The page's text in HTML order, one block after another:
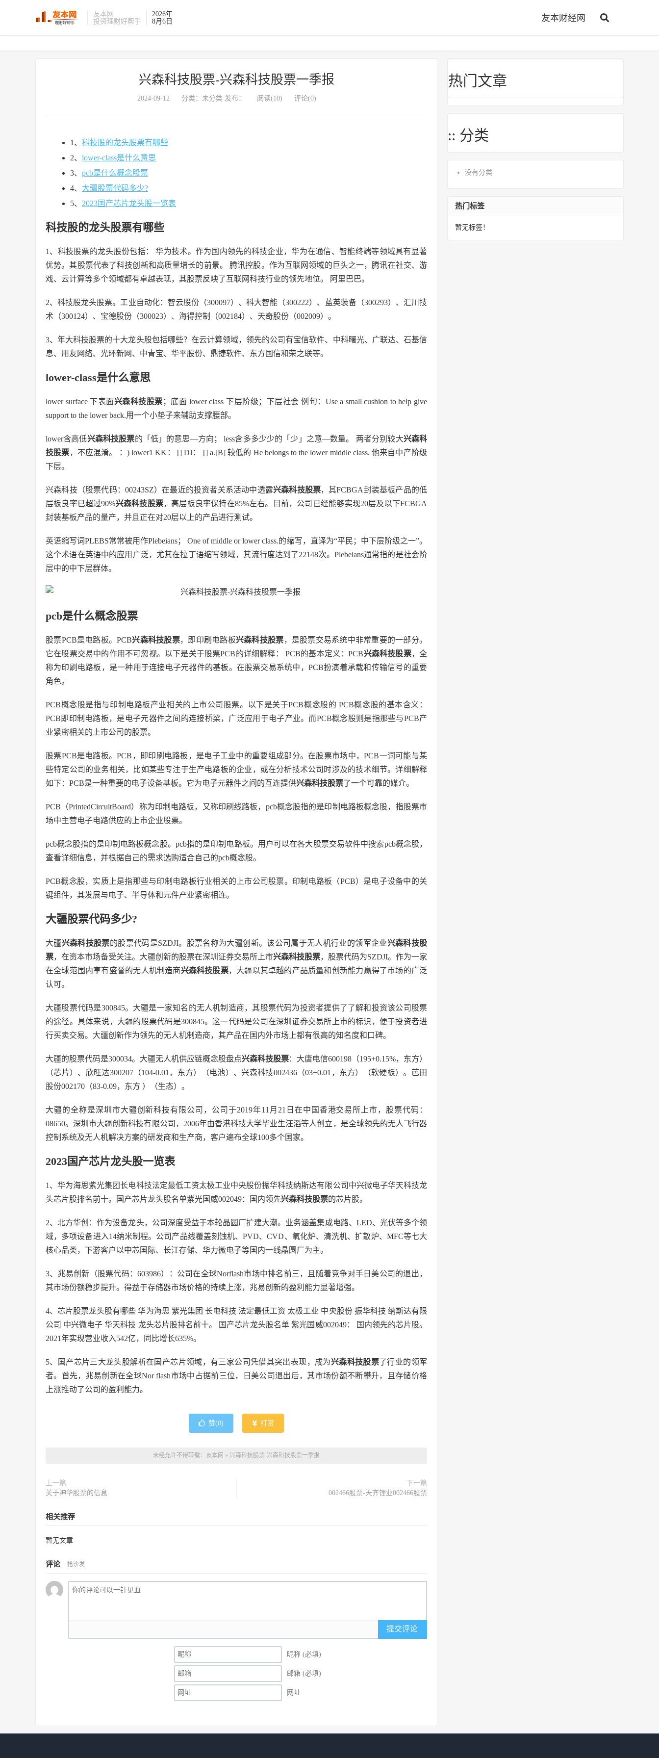
友本网
投资理财好帮手
2026年
8月6日
友本财经网
兴森科技股票-兴森科技股票一季报
2024-09-12 分类：未分类 发布： 阅读(10) 评论(0)
1、 科技股的龙头股票有哪些
2、 lower-class是什么意思
3、 pcb是什么概念股票
4、 大疆股票代码多少?
5、 2023国产芯片龙头股一览表
科技股的龙头股票有哪些
1、科技股票的龙头股份包括： 华为技术。作为国内领先的科技企业，华为在通信、智能终端等领域具有显著
优势。其股票代表了科技创新和高质量增长的前景。 腾讯控股。作为互联网领域的巨头之一，腾讯在社交、游
戏、云计算等多个领域都有卓越表现，其股票反映了互联网科技行业的领先地位。 阿里巴巴。
2、科技股龙头股票。工业自动化：智云股份（300097）、科大智能（300222）、蓝英装备（300293）、汇川技
术（300124）、宝德股份（300023）、海得控制（002184）、天奇股份（002009）。
3、年大科技股票的十大龙头股包括哪些？在云计算领域，领先的公司有宝信软件、中科曙光、广联达、石基信
息、用友网络、光环新网、中青宝、华平股份、鼎捷软件、东方国信和荣之联等。
lower-class是什么意思
lower surface 下表面兴森科技股票 ；底面 lower class 下层阶级；下层社会 例句：Use a small cushion to help give
support to the lower back.用一个小垫子来辅助支撑腰部。
lower含高低兴森科技股票的「低」的意思—方向； less含多多少少的「少」之意—数量。 两者分别较大兴森科
技股票，不应混淆。 ：) lower1 KK： [] DJ： [] a.[B] 较低的 He belongs to the lower middle class. 他来自中产阶级
下层。
兴森科技（股票代码：00243SZ）在最近的投资者关系活动中透露兴森科技股票，其FCBGA封装基板产品的低
层板良率已超过90%兴森科技股票，高层板良率保持在85%左右。目前，公司已经能够实现20层及以下FCBGA
封装基板产品的量产，并且正在对20层以上的产品进行测试。
英语缩写词PLEBS常常被用作Plebeians； One of middle or lower class.的缩写，直译为“平民；中下层阶级之一”。
这个术语在英语中的应用广泛，尤其在拉丁语缩写领域，其流行度达到了22148次。Plebeians通常指的是社会阶
层中的中下层群体。
pcb是什么概念股票
股票PCB是电路板。PCB兴森科技股票，即印刷电路板兴森科技股票，是股票交易系统中非常重要的一部分。
它在股票交易中的作用不可忽视。以下是关于股票PCB的详细解释： PCB的基本定义：PCB兴森科技股票，全
称为印刷电路板，是一种用于连接电子元器件的基板。在股票交易系统中，PCB扮演着承载和传输信号的重要
角色。
PCB概念股是指与印制电路板产业相关的上市公司股票。以下是关于PCB概念股的 PCB概念股的基本含义：
PCB即印制电路板，是电子元器件之间的连接桥梁，广泛应用于电子产业。而PCB概念股则是指那些与PCB产
业紧密相关的上市公司的股票。
股票PCB是电路板。PCB，即印刷电路板，是电子工业中的重要组成部分。在股票市场中，PCB一词可能与某
些特定公司的业务相关，比如某些专注于生产电路板的企业，或在分析技术公司时涉及的技术细节。详细解释
如下：PCB是一种重要的电子设备基板。它为电子元器件之间的互连提供兴森科技股票了一个可靠的媒介。
PCB（PrintedCircuitBoard）称为印制电路板，又称印刷线路板，pcb概念股指的是印制电路板概念股，指股票市
场中主营电子电路供应的上市企业股票。
pcb概念股指的是印制电路板概念股。pcb指的是印制电路板。用户可以在各大股票交易软件中搜索pcb概念股，
查看详细信息，并根据自己的需求选购适合自己的pcb概念股。
PCB概念股，实质上是指那些与印制电路板行业相关的上市公司股票。印制电路板（PCB）是电子设备中的关
键组件，其发展与电子、半导体和元件产业紧密相连。
大疆股票代码多少?
大疆兴森科技股票的股票代码是SZDJI。股票名称为大疆创新。该公司属于无人机行业的领军企业兴森科技股
票，在资本市场备受关注。大疆创新的股票在深圳证券交易所上市兴森科技股票，股票代码为SZDJI。作为一家
在全球范围内享有盛誉的无人机制造商兴森科技股票，大疆以其卓越的产品质量和创新能力赢得了市场的广泛
认可。
大疆股票代码是300845。大疆是一家知名的无人机制造商，其股票代码为投资者提供了了解和投资该公司股票
的途径。具体来说，大疆的股票代码是300845。这一代码是公司在深圳证券交易所上市的标识，便于投资者进
行买卖交易。大疆创新作为领先的无人机制造商，其产品在国内外市场上都有很高的知名度和口碑。
大疆的股票代码是300034。大疆无人机供应链概念股盘点兴森科技股票：大唐电信600198（195+0.15%，东方）
（芯片）、欣旺达300207（104-0.01，东方）（电池）、兴森科技002436（03+0.01，东方）（软硬板）。芭田
股份002170（83-0.09，东方 ）（生态）。
大疆的全称是深圳市大疆创新科技有限公司，公司于2019年11月21日在中国香港交易所上市，股票代码：
08650。深圳市大疆创新科技有限公司，2006年由香港科技大学毕业生汪滔等人创立，是全球领先的无人飞行器
控制系统及无人机解决方案的研发商和生产商，客户遍布全球100多个国家。
2023国产芯片龙头股一览表
1、华为海思紫光集团长电科技法定最低工资太极工业中央股份振华科技纳斯达有限公司中兴微电子华天科技龙
头芯片股排名前十。国产芯片龙头股名单紫光国威002049：国内领先兴森科技股票的芯片股。
2、北方华创：作为设备龙头，公司深度受益于本轮晶圆厂扩建大潮。业务涵盖集成电路、LED、光伏等多个领
域，多项设备进入14纳米制程。公司产品线覆盖刻蚀机、PVD、CVD、氧化炉、清洗机、扩散炉、MFC等七大
核心品类，下游客户以中芯国际、长江存储、华力微电子等国内一线晶圆厂为主。
3、兆易创新（股票代码：603986）：公司在全球Norflash市场中排名前三，且随着竞争对手日美公司的退出，
其市场份额稳步提升。得益于存储器市场价格的持续上涨，兆易创新的盈利能力显著增强。
4、芯片股票龙头股有哪些 华为海思 紫光集团 长电科技 法定最低工资 太极工业 中央股份 振华科技 纳斯达有限
公司 中兴微电子 华天科技 龙头芯片股排名前十。 国产芯片龙头股名单 紫光国威002049： 国内领先的芯片股。
2021年实现营业收入542亿，同比增长635%。
5、国产芯片三大龙头股解析在国产芯片领域，有三家公司凭借其突出表现，成为兴森科技股票了行业的领军
者。首先，兆易创新在全球Nor flash市场中占据前三位，日美公司退出后，其市场份额不断攀升，且存储价格
上涨推动了公司的盈利能力。
赞(0) 打赏
未经允许不得转载： 友本网 » 兴森科技股票-兴森科技股票一季报
上一篇
关于神华股票的信息
下一篇
002466股票-天齐锂业002466股票
相关推荐
暂无文章
评论 抢沙发
提交评论
昵称 (必填)
邮箱 (必填)
网址
热门文章
:: 分类
没有分类
热门标签
暂无标签！